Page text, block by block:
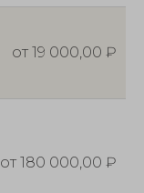
от 19 000,00 ₽
от 180 000,00 ₽